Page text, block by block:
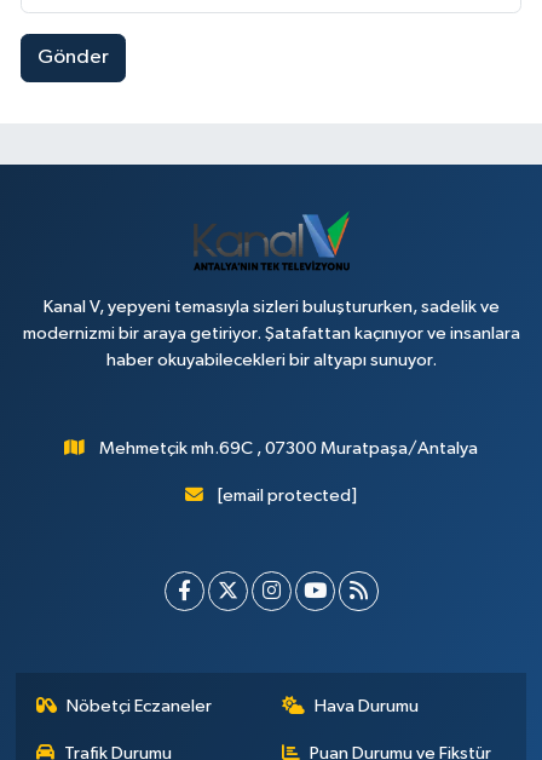
Gönder
Kanal V, yepyeni temasıyla sizleri buluştururken, sadelik ve
modernizmi bir araya getiriyor. Şatafattan kaçınıyor ve insanlara
haber okuyabilecekleri bir altyapı sunuyor.
Mehmetçik mh.69C , 07300 Muratpaşa/Antalya
[email protected]
Nöbetçi Eczaneler Hava Durumu
Trafik Durumu Puan Durumu ve Fikstür